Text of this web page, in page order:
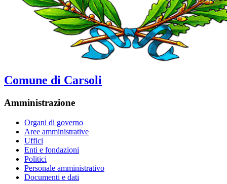
Comune di Carsoli
Amministrazione
Organi di governo
Aree amministrative
Uffici
Enti e fondazioni
Politici
Personale amministrativo
Documenti e dati